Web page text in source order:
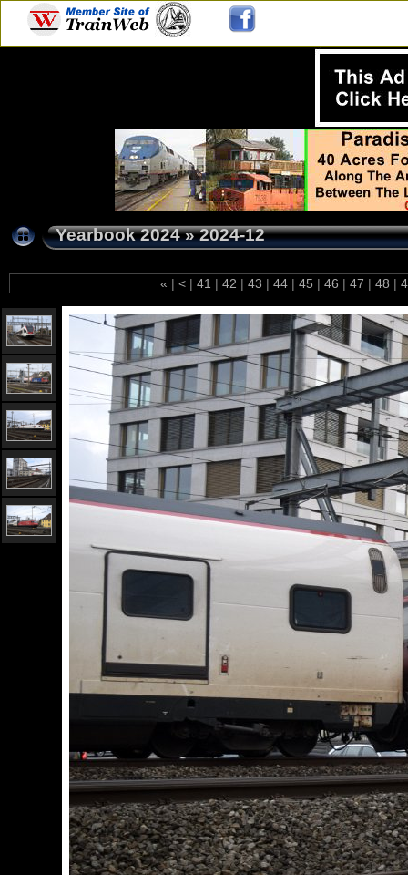
Yearbook 2024»2024-12
« | < | 41 | 42 | 43 | 44 | 45 | 46 | 47 | 48 |